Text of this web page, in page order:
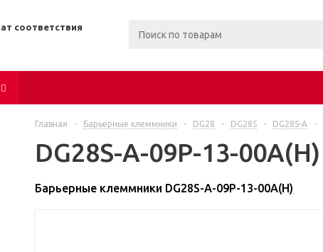
соответствия
Главная - Барьерные клеммники - DG28 - DG28S - DG28S-A -
DG28S-A-09P-13-00A(H)
Барьерные клеммники DG28S-A-09P-13-00A(H)